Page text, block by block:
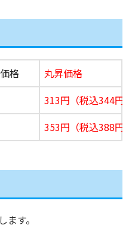
格
丸昇価格
313円（税込344円
353円（税込388円
す。